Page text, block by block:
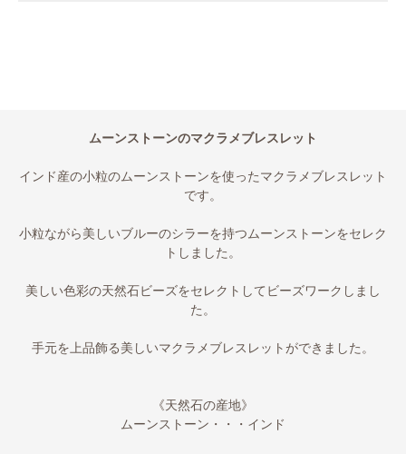
ムーンストーンのマクラメブレスレット
インド産の小粒のムーンストーンを使ったマクラメブレスレット
です。
小粒ながら美しいブルーのシラーを持つムーンストーンをセレク
トしました。
美しい色彩の天然石ビーズをセレクトしてビーズワークしまし
た。
手元を上品飾る美しいマクラメブレスレットができました。
《天然石の産地》
ムーンストーン・・・インド